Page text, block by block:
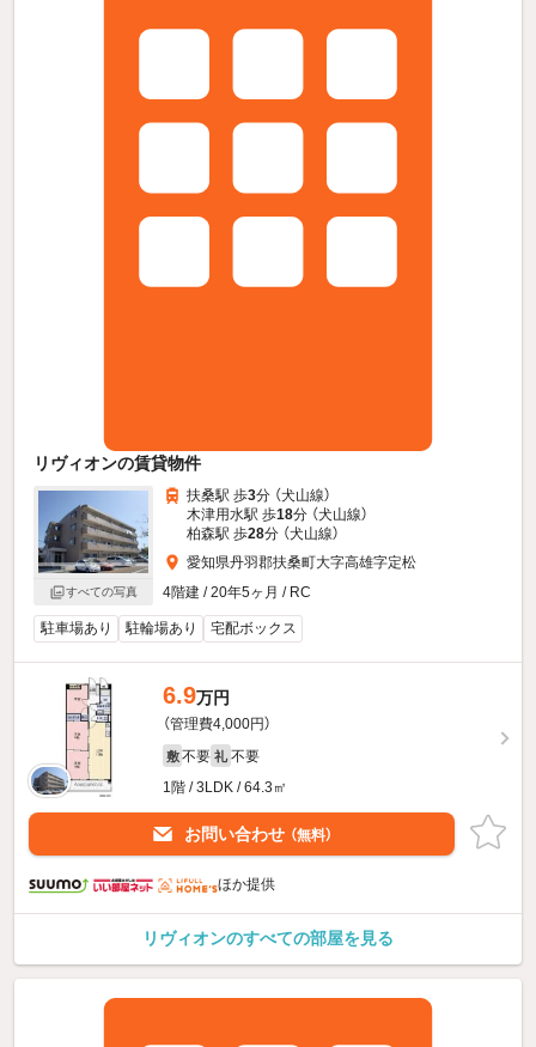
リヴィオンの賃貸物件
すべての写真
扶桑駅 歩3分 （犬山線）
木津用水駅 歩18分 （犬山線）
柏森駅 歩28分 （犬山線）
愛知県丹羽郡扶桑町大字高雄字定松
4階建 / 20年5ヶ月 / RC
駐車場あり 駐輪場あり 宅配ボックス
6.9万円
（管理費4,000円）
敷 不要 礼 不要
1階 / 3LDK / 64.3㎡
お問い合わせ （無料）
ほか提供
リヴィオンのすべての部屋を見る